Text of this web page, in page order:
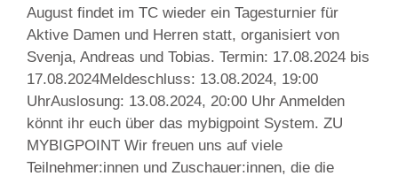
August findet im TC wieder ein Tagesturnier für
Aktive Damen und Herren statt, organisiert von
Svenja, Andreas und Tobias. Termin: 17.08.2024 bis
17.08.2024Meldeschluss: 13.08.2024, 19:00
UhrAuslosung: 13.08.2024, 20:00 Uhr Anmelden
könnt ihr euch über das mybigpoint System. ZU
MYBIGPOINT Wir freuen uns auf viele
Teilnehmer:innen und Zuschauer:innen, die die